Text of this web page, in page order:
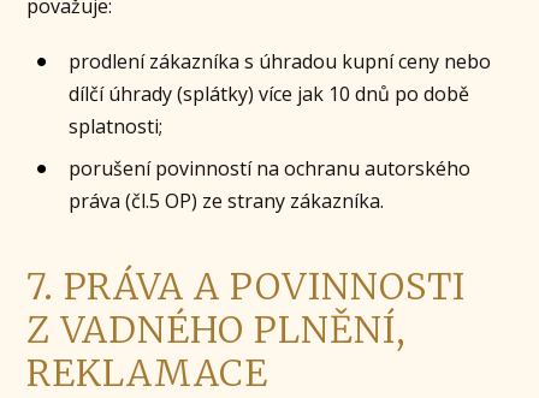
považuje:
prodlení zákazníka s úhradou kupní ceny nebo
dílčí úhrady (splátky) více jak 10 dnů po době
splatnosti;
porušení povinností na ochranu autorského
práva (čl.5 OP) ze strany zákazníka.
7. PRÁVA A POVINNOSTI
Z VADNÉHO PLNĚNÍ,
REKLAMACE